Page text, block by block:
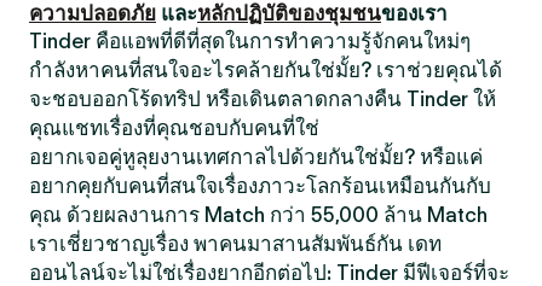
ความปลอดภัย และหลักปฏิบัติของชุมชนของเรา
Tinder คือแอพที่ดีที่สุดในการทำความรู้จักคนใหม่ๆ
กำลังหาคนที่สนใจอะไรคล้ายกันใช่มั้ย? เราช่วยคุณได้
จะชอบออกโร้ดทริป หรือเดินตลาดกลางคืน Tinder ให้
คุณแชทเรื่องที่คุณชอบกับคนที่ใช่
อยากเจอคู่หูลุยงานเทศกาลไปด้วยกันใช่มั้ย? หรือแค่
อยากคุยกับคนที่สนใจเรื่องภาวะโลกร้อนเหมือนกันกับ
คุณ ด้วยผลงานการ Match กว่า 55,000 ล้าน Match
เราเชี่ยวชาญเรื่อง พาคนมาสานสัมพันธ์กัน เดท
ออนไลน์จะไม่ใช่เรื่องยากอีกต่อไป: Tinder มีฟีเจอร์ที่จะ